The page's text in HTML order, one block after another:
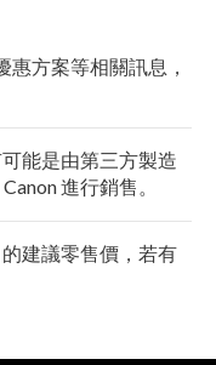
方案等相關訊息，
能是由第三方製造
進行銷售。
建議零售價，若有